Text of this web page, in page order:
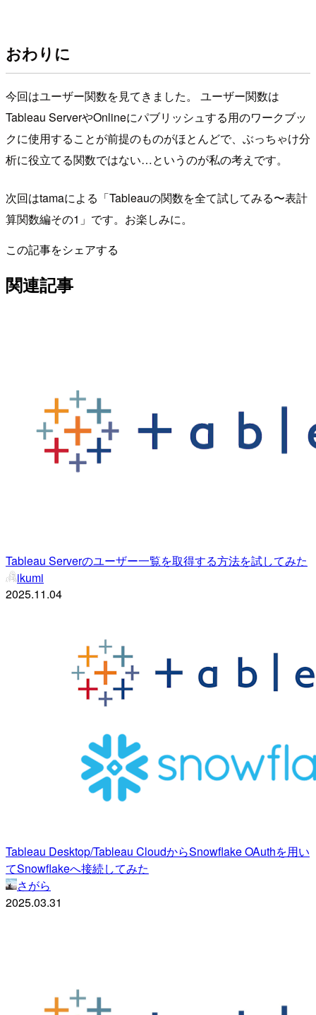
おわりに
今回はユーザー関数を見てきました。 ユーザー関数は
Tableau ServerやOnlineにパブリッシュする用のワークブッ
クに使用することが前提のものがほとんどで、ぶっちゃけ分
析に役立てる関数ではない…というのが私の考えです。
次回はtamaによる「Tableauの関数を全て試してみる〜表計
算関数編その1」です。お楽しみに。
この記事をシェアする
関連記事
Tableau Serverのユーザー一覧を取得する方法を試してみた
ikumi
2025.11.04
Tableau Desktop/Tableau CloudからSnowflake OAuthを用い
てSnowflakeへ接続してみた
さがら
2025.03.31